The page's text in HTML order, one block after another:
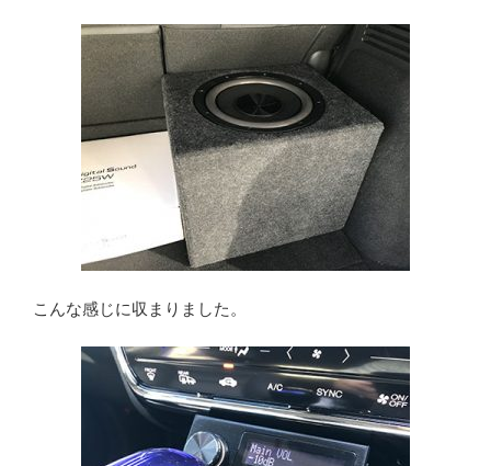
こんな感じに収まりました。